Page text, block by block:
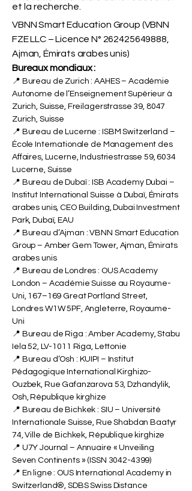
et la recherche.
VBNN Smart Education Group (VBNN
FZE LLC – Licence N° 262425649888,
Ajman, Émirats arabes unis)
Bureaux mondiaux :
📍 Bureau de Zurich : AAHES – Académie
Autonome de l’Enseignement Supérieur à
Zurich, Suisse, Freilagerstrasse 39, 8047
Zurich, Suisse
📍 Bureau de Lucerne : ISBM Switzerland –
École Internationale de Management des
Affaires, Lucerne, Industriestrasse 59, 6034
Lucerne, Suisse
📍 Bureau de Dubaï : ISB Academy Dubai –
Institut International Suisse à Dubaï, Émirats
arabes unis, CEO Building, Dubai Investment
Park, Dubaï, EAU
📍 Bureau d’Ajman : VBNN Smart Education
Group – Amber Gem Tower, Ajman, Émirats
arabes unis
📍 Bureau de Londres : OUS Academy
London – Académie Suisse au Royaume-
Uni, 167–169 Great Portland Street,
Londres W1W 5PF, Angleterre, Royaume-
Uni
📍 Bureau de Riga : Amber Academy, Stabu
Iela 52, LV-1011 Riga, Lettonie
📍 Bureau d’Osh : KUIPI – Institut
Pédagogique International Kirghizo-
Ouzbek, Rue Gafanzarova 53, Dzhandylik,
Osh, République kirghize
📍 Bureau de Bichkek : SIU – Université
Internationale Suisse, Rue Shabdan Baatyr
74, Ville de Bichkek, République kirghize
📍 U7Y Journal – Annuaire « Unveiling
Seven Continents » (ISSN 3042-4399)
📍 En ligne : OUS International Academy in
Switzerland®, SDBS Swiss Distance